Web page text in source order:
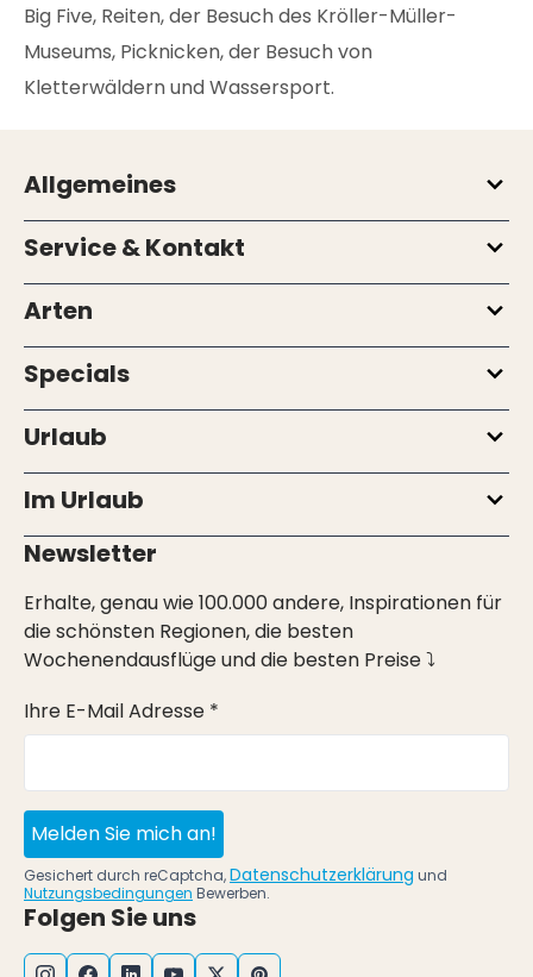
Big Five, Reiten, der Besuch des Kröller-Müller-
Museums, Picknicken, der Besuch von
Kletterwäldern und Wassersport.
Allgemeines
Service & Kontakt
Arten
Specials
Urlaub
Im Urlaub
Newsletter
Erhalte, genau wie 100.000 andere, Inspirationen für
die schönsten Regionen, die besten
Wochenendausflüge und die besten Preise ⤵
Ihre E-Mail Adresse *
Melden Sie mich an!
Gesichert durch reCaptcha,Datenschutzerklärung und
Nutzungsbedingungen Bewerben.
Folgen Sie uns